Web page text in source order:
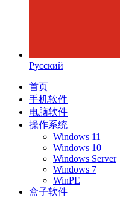
Русский
首页
手机软件
电脑软件
操作系统
Windows 11
Windows 10
Windows Server
Windows 7
WinPE
盒子软件